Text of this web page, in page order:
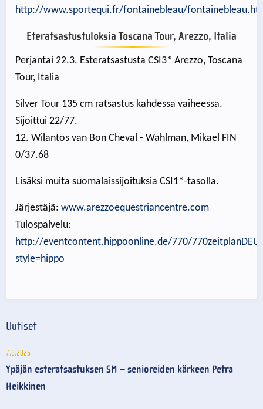
http://www.sportequi.fr/fontainebleau/
Eteratsastustuloksia Toscana Tour, Arezzo, Italia
Perjantai 22.3. Esteratsastusta CSI3* Arezzo, Toscana
Tour, Italia
Silver Tour 135 cm ratsastus kahdessa vaiheessa.
Sijoittui 22/77.
12. Wilantos van Bon Cheval - Wahlman, Mikael FIN
0/37.68
Lisäksi muita suomalaissijoituksia CSI1*-tasolla.
Järjestäjä: www.arezzoequestriancentre.com
Tulospalvelu:
http://eventcontent.hippoonline.de/770/
style=hippo
Uutiset
7.8.2026
Ypäjän esteratsastuksen SM – senioreiden kärkeen Petra
Heikkinen